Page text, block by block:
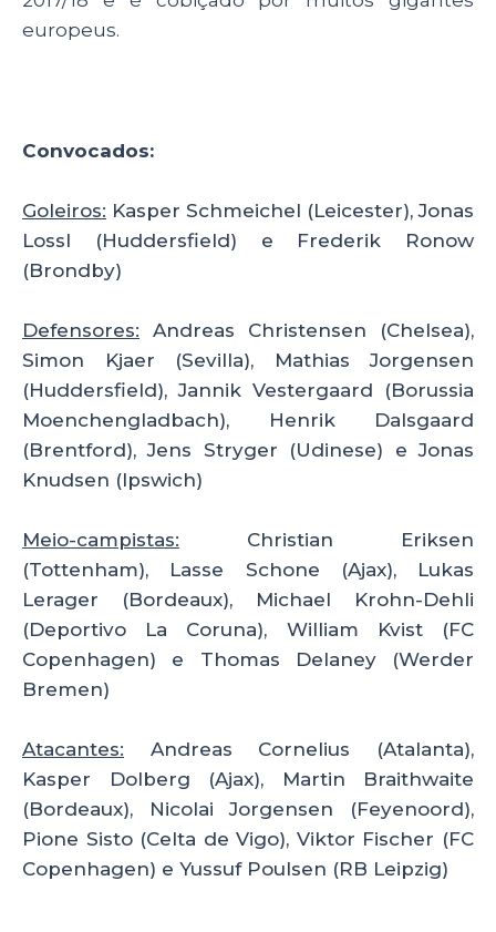
europeus.
Convocados:
Goleiros: Kasper Schmeichel (Leicester), Jonas
Lossl (Huddersfield) e Frederik Ronow
(Brondby)
Defensores: Andreas Christensen (Chelsea),
Simon Kjaer (Sevilla), Mathias Jorgensen
(Huddersfield), Jannik Vestergaard (Borussia
Moenchengladbach), Henrik Dalsgaard
(Brentford), Jens Stryger (Udinese) e Jonas
Knudsen (Ipswich)
Meio-campistas: Christian Eriksen
(Tottenham), Lasse Schone (Ajax), Lukas
Lerager (Bordeaux), Michael Krohn-Dehli
(Deportivo La Coruna), William Kvist (FC
Copenhagen) e Thomas Delaney (Werder
Bremen)
Atacantes: Andreas Cornelius (Atalanta),
Kasper Dolberg (Ajax), Martin Braithwaite
(Bordeaux), Nicolai Jorgensen (Feyenoord),
Pione Sisto (Celta de Vigo), Viktor Fischer (FC
Copenhagen) e Yussuf Poulsen (RB Leipzig)